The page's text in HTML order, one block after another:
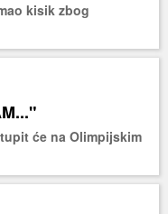
kisik zbog
će na Olimpijskim